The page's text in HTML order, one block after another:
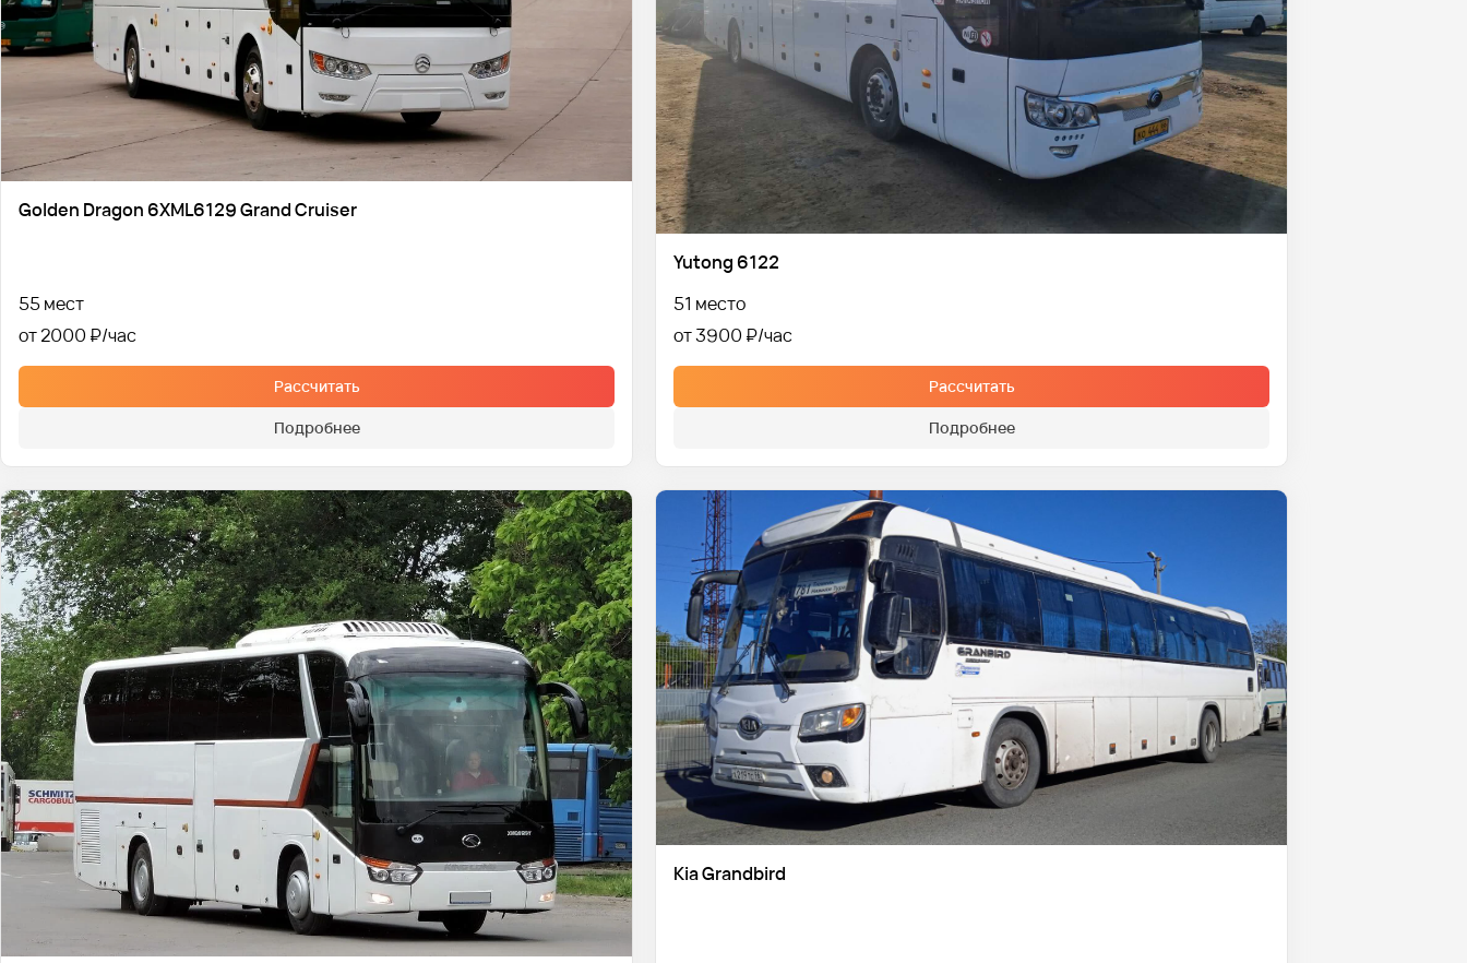
Golden Dragon 6XML6129 Grand Cruiser
55 мест
от 2000 ₽
Рассчитать
Подробнее
Yutong 6122
51 место
от 3900 ₽
Рассчитать
Подробнее
Kia Grandbird